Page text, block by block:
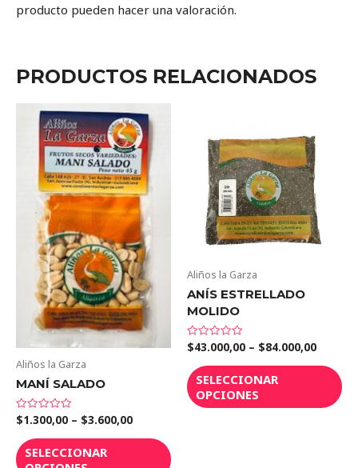
producto pueden hacer una valoración.
PRODUCTOS RELACIONADOS
Aliños la Garza
MANÍ SALADO
Valorado
en
de
5
$1.300,00 – $3.600,00
SELECCIONAR
Aliños la Garza
ANÍS ESTRELLADO
MOLIDO
Valorado
en
de
5
$43.000,00 – $84.000,00
SELECCIONAR
OPCIONES